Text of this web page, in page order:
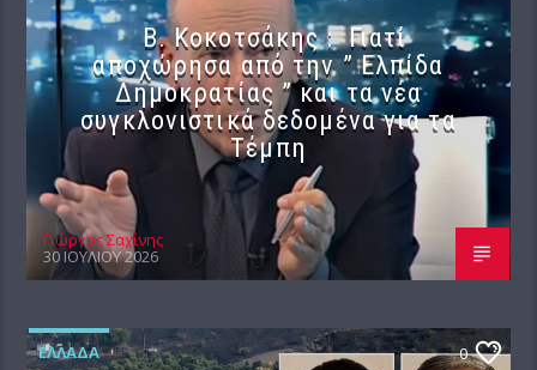
Β. Κοκοτσάκης : Γιατί
αποχώρησα από την ” Ελπίδα
Δημοκρατίας ” και τα νέα
συγκλονιστικά δεδομένα για τα
Τέμπη
Γιώργος Σαχίνης
30 ΙΟΥΛΊΟΥ 2026
ΕΛΛΆΔΑ 0